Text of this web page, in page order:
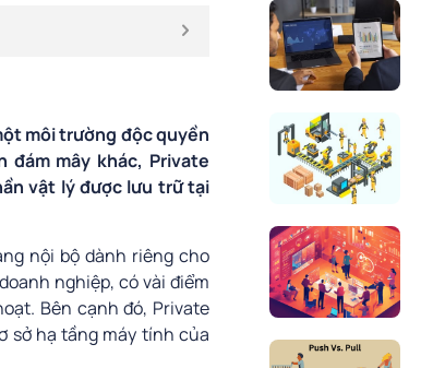
môi trường độc quyền
mây khác, Private
vật lý được lưu trữ tại
nội bộ dành riêng cho
nghiệp, có vài điểm
Bên cạnh đó, Private
sở hạ tầng máy tính của